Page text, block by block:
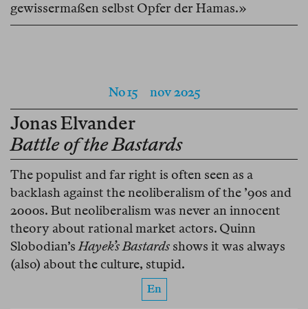
gewissermaßen selbst Opfer der Hamas.»
No 15nov 2025
Jonas Elvander
Battle of the Bastards
The populist and far right is often seen as a
backlash against the neoliberalism of the ’90s and
2000s. But neoliberalism was never an innocent
theory about rational market actors. Quinn
Slobodian’sHayek’s Bastards shows it was always
(also) about the culture, stupid.
En